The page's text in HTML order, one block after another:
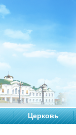
Церковь